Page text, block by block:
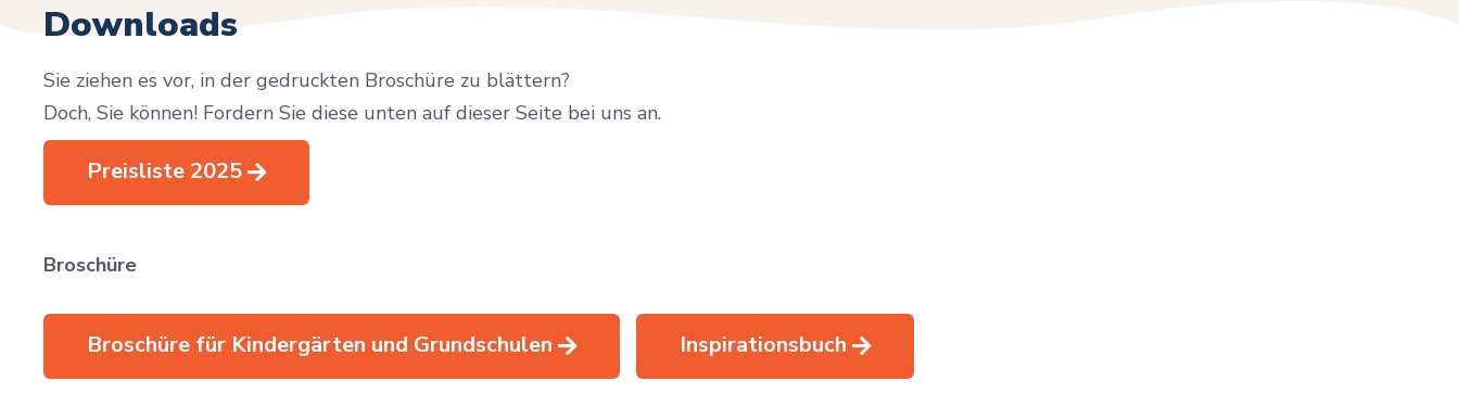
Downloads
Sie ziehen es vor, in der gedruckten Broschüre zu blättern?
Doch, Sie können! Fordern Sie diese unten auf dieser Seite bei uns an.
Preisliste 2025
Broschüre
Broschüre für Kindergärten und Grundschulen Inspirationsbuch